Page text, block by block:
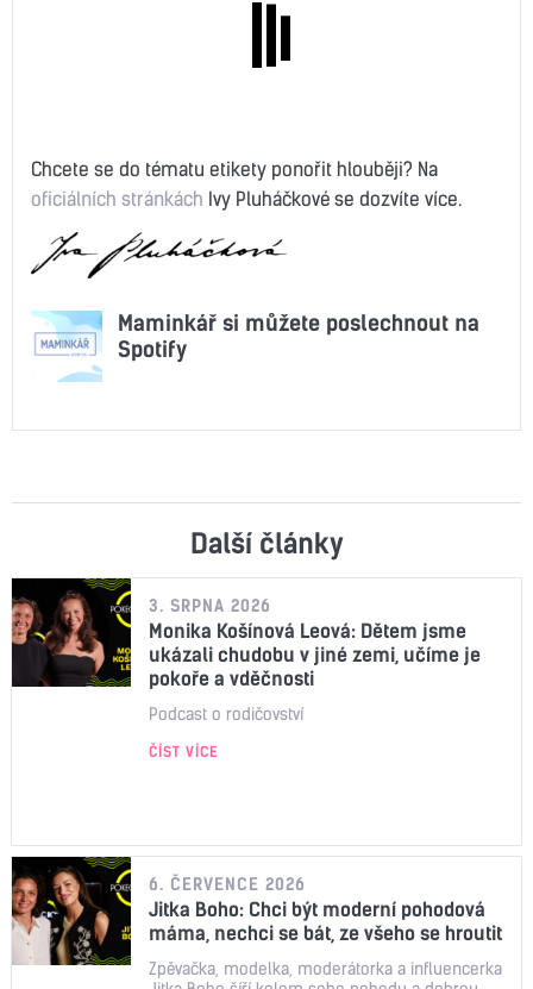
Chcete se do tématu etikety ponořit hlouběji? Na
oficiálních stránkách Ivy Pluháčkové se dozvíte více.
Maminkář si můžete poslechnout na
Spotify
Další články
3. SRPNA 2026
Monika Košínová Leová: Dětem jsme
ukázali chudobu v jiné zemi, učíme je
pokoře a vděčnosti
Podcast o rodičovství
ČÍST VÍCE
6. ČERVENCE 2026
Jitka Boho: Chci být moderní pohodová
máma, nechci se bát, ze všeho se hroutit
Zpěvačka, modelka, moderátorka a influencerka